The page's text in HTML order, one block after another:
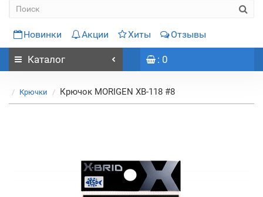
Новинки Акции Хиты Отзывы
Каталог : 0
Крючки Крючок MORIGEN XB-118 #8